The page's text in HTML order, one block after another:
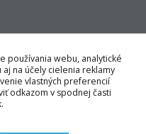
používania webu, analytické
na účely cielenia reklamy
vlastných preferencií
odkazom v spodnej časti